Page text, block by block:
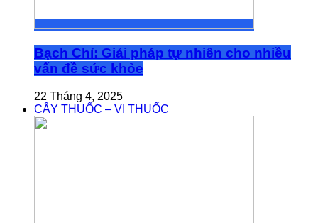
Bạch Chỉ: Giải pháp tự nhiên cho nhiều
vấn đề sức khỏe
22 Tháng 4, 2025
CÂY THUỐC – VỊ THUỐC